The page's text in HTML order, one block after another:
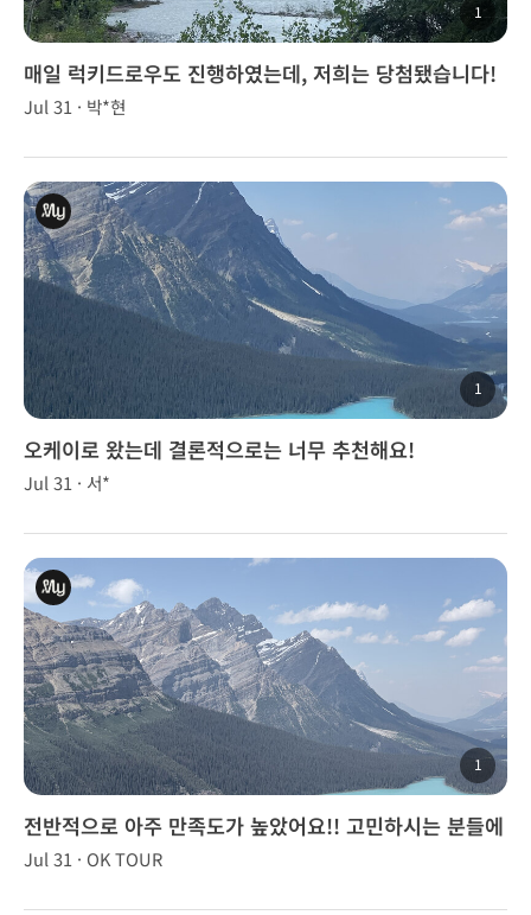
1
매일 럭키드로우도 진행하였는데, 저희는 당첨됐습니다!
여행 중 당첨의 기쁨도 맛보았습니다.
Jul 31 · 박*현
1
오케이로 왔는데 결론적으로는 너무 추천해요!
Jul 31 · 서*
1
전반적으로 아주 만족도가 높았어요!! 고민하시는 분들에
게 강추해요🍁
Jul 31 · OK TOUR